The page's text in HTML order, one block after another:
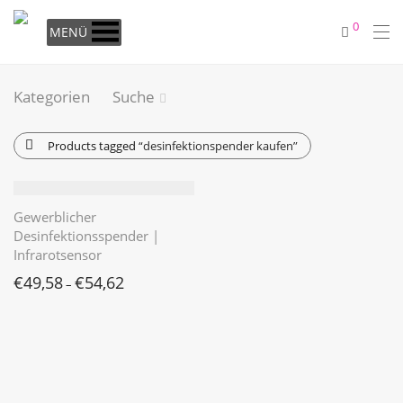
MENÜ 0
Kategorien Suche
Products tagged “desinfektionspender kaufen”
Gewerblicher
Desinfektionsspender |
Infrarotsensor
€49,58– €54,62